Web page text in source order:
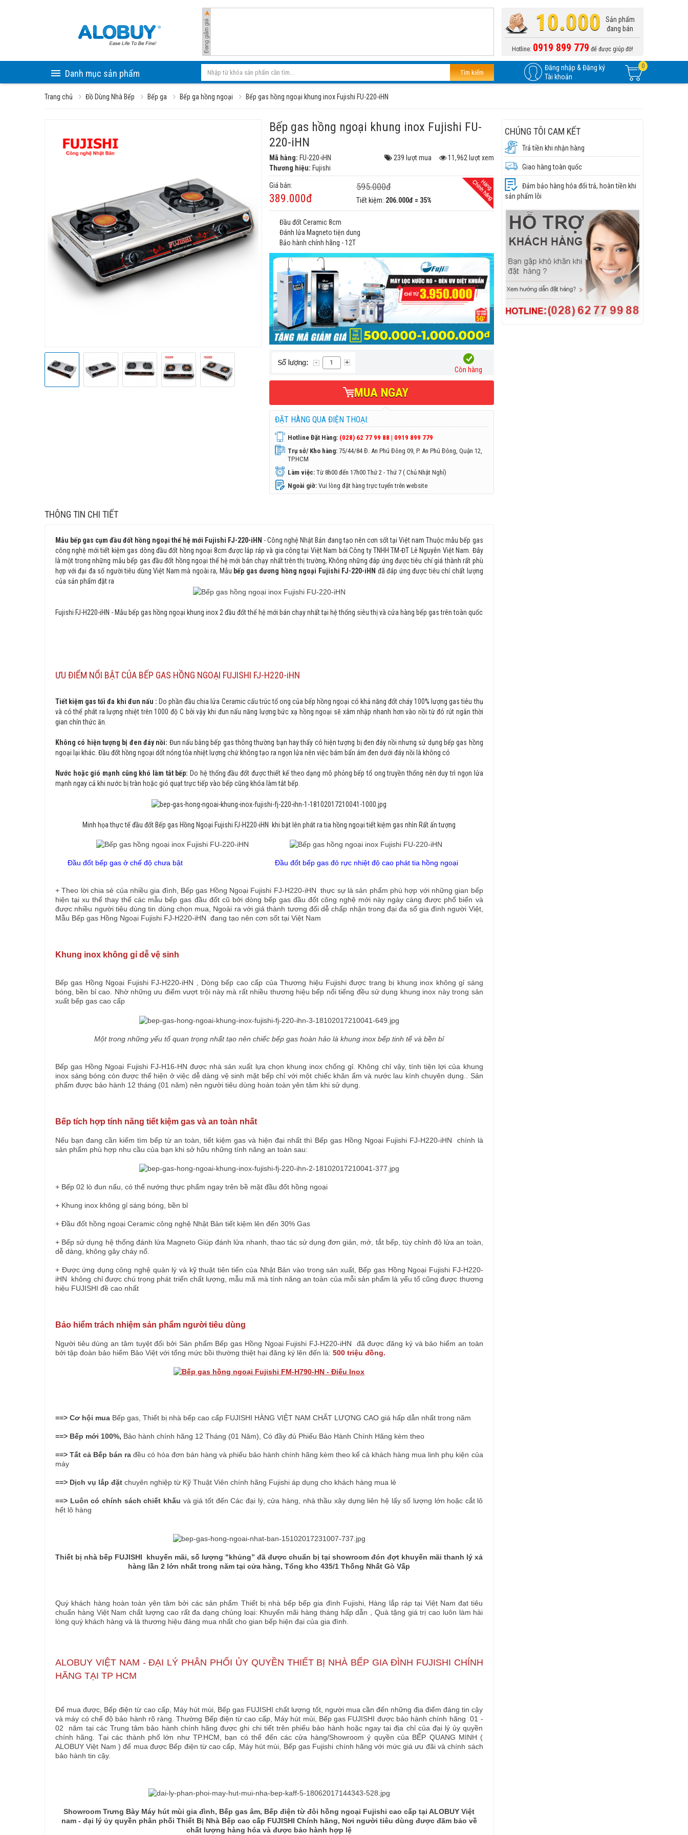
10.000
Sản phẩm
đang bán
Hotline: 0919 899 779 để được giúp đỡ!
Danh mục sản phẩm Tìm kiếm
Đăng nhập & Đăng ký
Tài khoản
0
Trang chủ Đồ Dùng Nhà Bếp Bếp ga Bếp ga hồng ngoại Bếp gas hồng ngoại khung inox Fujishi FU-220-iHN
Bếp gas hồng ngoại khung inox Fujishi FU-
220-iHN
Mã hàng: FU-220-iHN 239 lượt mua
11,962 lượt xem
Thương hiệu: Fujishi
Giá bán:
389.000đ
595.000đ
Tiết kiệm: 206.000đ = 35%
Đầu đốt Ceramic 8cm
Đánh lửa Magneto tiện dung
Bảo hành chính hãng - 12T
Còn hàng
MUA NGAY
ĐẶT HÀNG QUA ĐIỆN THOẠI:
Hotline Đặt Hàng: (028) 62 77 99 88 | 0919 899 779
Trụ sở/ Kho hàng:75/44/84 Đ. An Phú Đông 09, P. An Phú Đông, Quận 12,
TP.HCM
Làm việc:Từ 8h00 đến 17h00 Thứ 2 - Thứ 7 ( Chủ Nhật Nghỉ)
Ngoài giờ:Vui lòng đặt hàng trực tuyến trên website
THÔNG TIN CHI TIẾT
Mẫu bếp gas cụm đầu đốt hồng ngoại thế hệ mới Fujishi FJ-220-iHN - Công nghệ Nhật Bản đang tạo nên cơn sốt tại Việt nam Thuộc mẫu bếp gas
công nghệ mới tiết kiệm gas dòng đầu đốt hồng ngoại 8cm được lắp ráp và gia công tại Việt Nam bới Công ty TNHH TM-ĐT Lê Nguyễn Việt Nam. Đây
là một trong những mẫu bếp gas đầu đốt hồng ngoại thế hệ mới bán chạy nhất trên thị trường, Không những đáp ứng được tiêu chí giá thành rất phù
hợp với đại đa số người tiêu dùng Việt Nam mà ngoài ra, Mẫu bếp gas dương hồng ngoại Fujishi FJ-220-iHN đã đáp ứng được tiêu chí chất lượng
của sản phẩm đặt ra
Fujishi FJ-H220-iHN - Mẫu bếp gas hồng ngoại khung inox 2 đầu đốt thế hệ mới bán chạy nhất tại hệ thống siêu thị và cửa hàng bếp gas trên toàn quốc
ƯU ĐIỂM NỔI BẬT CỦA BẾP GAS HỒNG NGOẠI FUJISHI FJ-H220-iHN
Tiết kiệm gas tối đa khi đun nấu : Do phần đầu chia lửa Ceramic cấu trúc tổ ong của bếp hồng ngoại có khả năng đốt cháy 100% lượng gas tiêu thụ
và có thể phát ra lượng nhiệt trên 1000 độ C bởi vậy khi đun nấu năng lượng bức xạ hồng ngoại sẽ xâm nhập nhanh hơn vào nồi từ đó rút ngắn thời
gian chín thức ăn.
Không có hiện tượng bị đen đáy nồi: Đun nấu bằng bếp gas thông thường bạn hay thấy có hiện tượng bị đen đáy nồi nhưng sử dụng bếp gas hồng
ngoại lại khác. Đầu đốt hồng ngoại dốt nóng tỏa nhiệt lượng chứ không tạo ra ngọn lửa nên việc bám bẩn ám đen dưới đáy nồi là không có
Nước hoặc gió mạnh cũng khó làm tắt bếp: Do hệ thống đầu đốt được thiết kế theo dạng mô phỏng bếp tổ ong truyền thống nên duy trì ngọn lửa
mạnh ngay cả khi nước bị tràn hoặc gió quạt trực tiếp vào bếp cũng khóa làm tắt bếp.
Minh họa thực tế đầu đốt Bếp gas Hồng Ngoại Fujishi FJ-H220-iHN khi bật lên phát ra tia hồng ngoại tiết kiệm gas nhìn Rất ấn tượng
Đầu đốt bếp gas ở chế độ chưa bật Đầu đốt bếp gas đỏ rực nhiệt độ cao phát tia hồng ngoại
+ Theo lời chia sẻ của nhiều gia đình, Bếp gas Hồng Ngoại Fujishi FJ-H220-iHN thực sự là sản phẩm phù hợp với những gian bếp
hiện tại xu thế thay thế các mẫu bếp gas đầu đốt cũ bởi dòng bếp gas đầu đốt công nghệ mới này ngày càng được phổ biến và
được nhiều người tiêu dùng tin dùng chọn mua, Ngoài ra với giá thành tương đối dễ chấp nhận trong đại đa số gia đình người Việt,
Mẫu Bếp gas Hồng Ngoại Fujishi FJ-H220-iHN đang tạo nên cơn sốt tại Việt Nam
Khung inox không gỉ dễ vệ sinh
Bếp gas Hồng Ngoại Fujishi FJ-H220-iHN , Dòng bếp cao cấp của Thương hiệu Fujishi được trang bị khung inox không gỉ sáng
bóng, bền bỉ cao. Nhờ những ưu điểm vượt trội này mà rất nhiều thương hiệu bếp nổi tiếng đều sử dụng khung inox này trong sản
xuất bếp gas cao cấp
Một trong những yếu tố quan trọng nhất tạo nên chiếc bếp gas hoàn hảo là khung inox bếp tinh tế và bền bỉ
Bếp gas Hồng Ngoại Fujishi FJ-H16-HN được nhà sản xuất lựa chọn khung inox chống gỉ. Không chỉ vậy, tính tiện lợi của khung
inox sáng bóng còn được thể hiện ở việc dễ dàng vệ sinh mặt bếp chỉ với một chiếc khăn ẩm và nước lau kính chuyên dụng.. Sản
phẩm được bảo hành 12 tháng (01 năm) nên người tiêu dùng hoàn toàn yên tâm khi sử dụng.
Bếp tích hợp tính năng tiết kiệm gas và an toàn nhất
Nếu bạn đang cần kiếm tìm bếp từ an toàn, tiết kiệm gas và hiện đại nhất thì Bếp gas Hồng Ngoại Fujishi FJ-H220-iHN
chính là
sản phẩm phù hợp nhu cầu của bạn khi sở hữu những tính năng an toàn sau:
+ Bếp 02 lò đun nấu, có thể nướng thực phẩm ngay trên bề mặt đầu đốt hồng ngoại
+ Khung inox không gỉ sáng bóng, bền bỉ
+ Đầu đốt hồng ngoại Ceramic công nghệ Nhật Bản tiết kiệm lên đến 30% Gas
+ Bếp sử dụng hệ thống đánh lửa Magneto Giúp đánh lửa nhanh, thao tác sử dụng đơn giản, mở, tắt bếp, tùy chỉnh độ lửa an toàn,
dễ dàng, không gây cháy nổ.
+ Được ứng dụng công nghệ quản lý và kỹ thuật tiên tiến của Nhật Bản vào trong sản xuất, Bếp gas Hồng Ngoại Fujishi FJ-H220-
iHN
không chỉ được chú trọng phát triển chất lượng, mẫu mã mà tính năng an toàn của mỗi sản phẩm là yếu tố cũng được thương
hiệu FUJISHI đề cao nhất
Bảo hiểm trách nhiệm sản phẩm người tiêu dùng
Người tiêu dùng an tâm tuyệt đối bởi Sản phẩm Bếp gas Hồng Ngoại Fujishi FJ-H220-iHN
đã được đăng ký và bảo hiểm an toàn
bởi tập đoàn bảo hiểm Bảo Việt với tổng mức bồi thường thiệt hại đăng ký lên đến là: 500 triệu đồng.
==> Cơ hội mua Bếp gas, Thiết bị nhà bếp cao cấp FUJISHI HÀNG VIỆT NAM CHẤT LƯỢNG CAO giá hấp dẫn nhất trong năm
==> Bếp mới 100%, Bảo hành chính hãng 12 Tháng (01 Năm), Có đầy đủ Phiếu Bảo Hành Chính Hãng kèm theo
==> Tất cả Bếp bán ra đều có hóa đơn bán hàng và phiếu bảo hành chính hãng kèm theo kể cả khách hàng mua linh phụ kiện của
máy
==> Dịch vụ lắp đặt chuyên nghiệp từ Kỹ Thuật Viên chính hãng Fujishi áp dụng cho khách hàng mua lẻ
==> Luôn có chính sách chiết khấu và giá tốt đến Các đại lý, cửa hàng, nhà thầu xây dựng liên hệ lấy số lượng lớn hoặc cắt lô
hết lô hàng
Thiết bị nhà bếp FUJISHI khuyến mãi, số lượng "khủng” đã được chuẩn bị tại showroom đón đợt khuyến mãi thanh lý xả
hàng lần 2 lớn nhất trong năm tại cửa hàng, Tổng kho 435/1 Thống Nhất Gò Vấp
Quý khách hàng hoàn toàn yên tâm bởi các sản phẩm Thiết bị nhà bếp bếp gia đình Fujishi, Hàng lắp ráp tại Việt Nam đạt tiêu
chuẩn hàng Việt Nam chất lượng cao rất đa dạng chủng loại: Khuyến mãi hàng tháng hấp dẫn , Quà tặng giá trị cao luôn làm hài
lòng quý khách hàng và là thương hiệu đáng mua nhất cho gian bếp hiện đại của gia đình.
ALOBUY VIỆT NAM - ĐẠI LÝ PHÂN PHỐI ỦY QUYỀN THIẾT BỊ NHÀ BẾP GIA ĐÌNH FUJISHI CHÍNH
HÃNG TẠI TP HCM
Để mua được, Bếp điện từ cao cấp, Máy hút mùi, Bếp gas FUJISHI chất lượng tốt, người mua cần đến những địa điểm đáng tin cậy
và máy có chế độ bảo hành rõ ràng. Thường Bếp điện từ cao cấp, Máy hút mùi, Bếp gas FUJISHI được bảo hành chính hãng 01 -
02 năm tại các Trung tâm bảo hành chính hãng được ghi chi tiết trên phiếu bảo hành hoặc ngay tại địa chỉ của đại lý ủy quyền
chính hãng. Tại các thành phố lớn như TP.HCM, bạn có thể đến các cửa hàng/Showroom ỷ quyền của BẾP QUANG MINH (
ALOBUY Việt Nam ) để mua được Bếp điện từ cao cấp, Máy hút mùi, Bếp gas Fujishi chính hãng với mức giá ưu đãi và chính sách
bảo hành tin cậy.
Showroom Trưng Bày Máy hút mùi gia đình, Bếp gas âm, Bếp điện từ đôi hồng ngoại Fujishi cao cấp tại ALOBUY Việt
nam - đại lý ủy quyền phân phối Thiết Bị Nhà Bếp cao cấp FUJISHI Chính hãng, Nơi người tiêu dùng được đãm bảo về
chất lượng hàng hóa và được bảo hành hợp lệ
CHÚNG TÔI CAM KẾT
Trả tiền khi nhận hàng
Giao hàng toàn quốc
Đảm bảo hàng hóa đổi trả, hoàn tiền khi
sản phẩm lỗi